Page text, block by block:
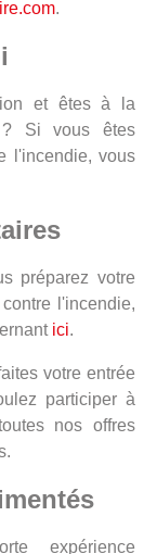
.
et êtes à la
? Si vous êtes
l'incendie, vous
préparez votre
l'incendie,
ici.
votre entrée
participer à
nos offres
expérience